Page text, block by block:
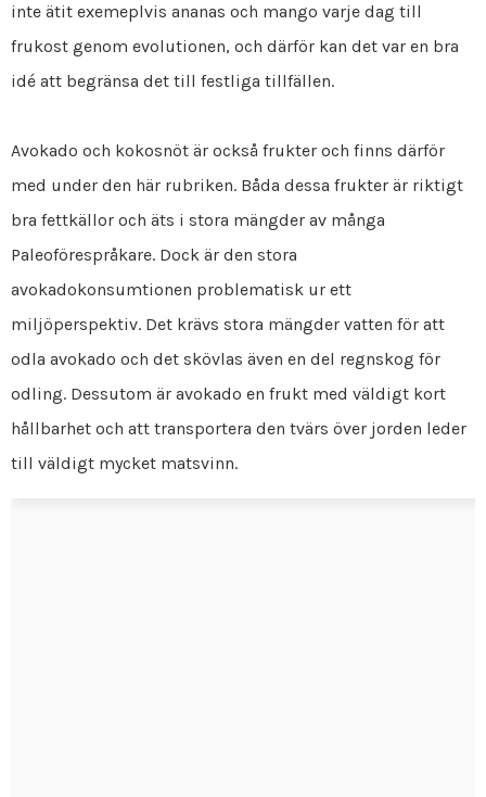
inte ätit exemeplvis ananas och mango varje dag till
frukost genom evolutionen, och därför kan det var en bra
idé att begränsa det till festliga tillfällen.
Avokado och kokosnöt är också frukter och finns därför
med under den här rubriken. Båda dessa frukter är riktigt
bra fettkällor och äts i stora mängder av många
Paleoförespråkare. Dock är den stora
avokadokonsumtionen problematisk ur ett
miljöperspektiv. Det krävs stora mängder vatten för att
odla avokado och det skövlas även en del regnskog för
odling. Dessutom är avokado en frukt med väldigt kort
hållbarhet och att transportera den tvärs över jorden leder
till väldigt mycket matsvinn.